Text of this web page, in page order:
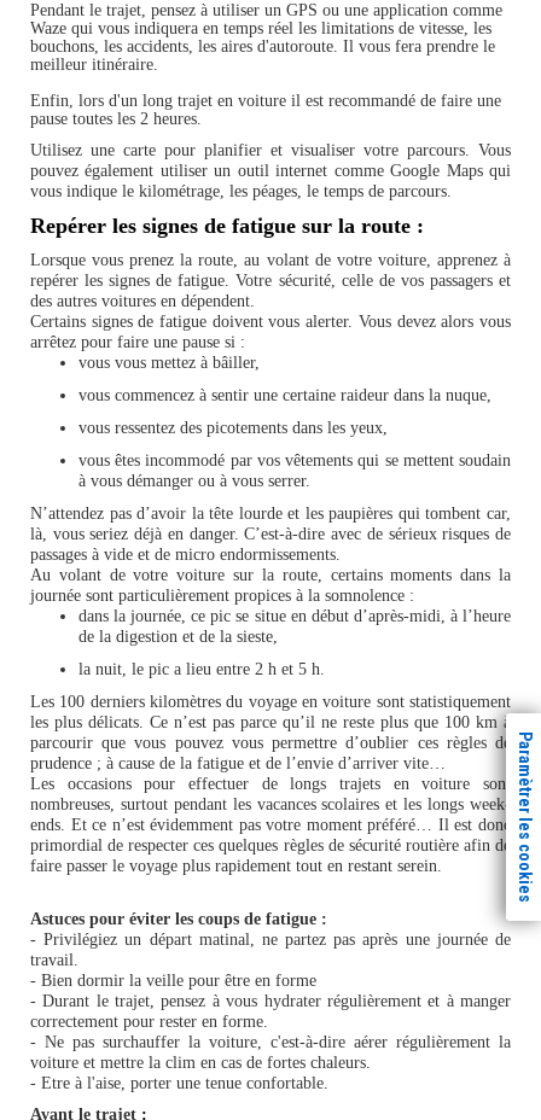
Pendant le trajet, pensez à utiliser un GPS ou une application comme
Waze qui vous indiquera en temps réel les limitations de vitesse, les
bouchons, les accidents, les aires d'autoroute. Il vous fera prendre le
meilleur itinéraire.
Enfin, lors d'un long trajet en voiture il est recommandé de faire une
pause toutes les 2 heures.
Utilisez une carte pour planifier et visualiser votre parcours. Vous
pouvez également utiliser un outil internet comme Google Maps qui
vous indique le kilométrage, les péages, le temps de parcours.
Repérer les signes de fatigue sur la route :
Lorsque vous prenez la route, au volant de votre voiture, apprenez à
repérer les signes de fatigue. Votre sécurité, celle de vos passagers et
des autres voitures en dépendent.
Certains signes de fatigue doivent vous alerter. Vous devez alors vous
arrêtez pour faire une pause si :
vous vous mettez à bâiller,
vous commencez à sentir une certaine raideur dans la nuque,
vous ressentez des picotements dans les yeux,
vous êtes incommodé par vos vêtements qui se mettent soudain
à vous démanger ou à vous serrer.
N’attendez pas d’avoir la tête lourde et les paupières qui tombent car,
là, vous seriez déjà en danger. C’est-à-dire avec de sérieux risques de
passages à vide et de micro endormissements.
Au volant de votre voiture sur la route, certains moments dans la
journée sont particulièrement propices à la somnolence :
dans la journée, ce pic se situe en début d’après-midi, à l’heure
de la digestion et de la sieste,
la nuit, le pic a lieu entre 2 h et 5 h.
Les 100 derniers kilomètres du voyage en voiture sont statistiquement
les plus délicats. Ce n’est pas parce qu’il ne reste plus que 100 km à
parcourir que vous pouvez vous permettre d’oublier ces règles de
prudence ; à cause de la fatigue et de l’envie d’arriver vite…
Les occasions pour effectuer de longs trajets en voiture sont
nombreuses, surtout pendant les vacances scolaires et les longs week-
ends. Et ce n’est évidemment pas votre moment préféré… Il est donc
primordial de respecter ces quelques règles de sécurité routière afin de
faire passer le voyage plus rapidement tout en restant serein.
Astuces pour éviter les coups de fatigue :
- Privilégiez un départ matinal, ne partez pas après une journée de
travail.
- Bien dormir la veille pour être en forme
- Durant le trajet, pensez à vous hydrater régulièrement et à manger
correctement pour rester en forme.
- Ne pas surchauffer la voiture, c'est-à-dire aérer régulièrement la
voiture et mettre la clim en cas de fortes chaleurs.
- Etre à l'aise, porter une tenue confortable.
Avant le trajet :
Paramètrer les cookies